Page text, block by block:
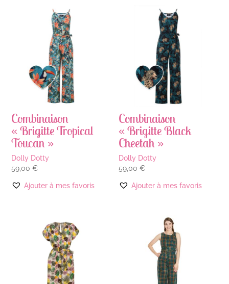
Combinaison
« Brigitte Tropical
Toucan »
Dolly Dotty
59,00€
Ajouter à mes favoris
Combinaison
« Brigitte Black
Cheetah »
Dolly Dotty
59,00€
Ajouter à mes favoris